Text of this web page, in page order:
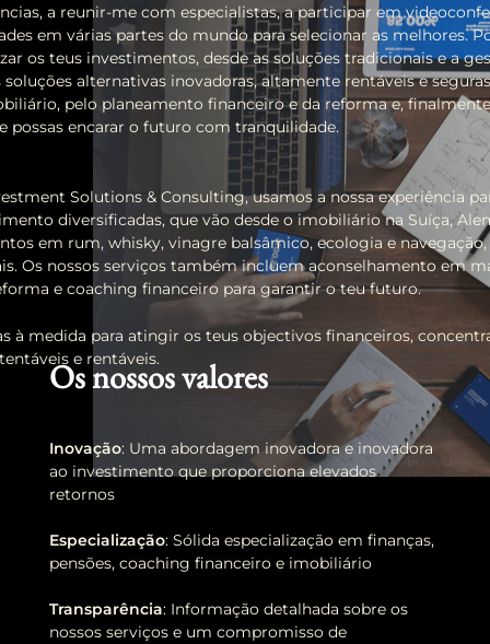
a reunir-me com especialistas, a participar em
em várias partes do mundo para selecionar as melhores.
os teus investimentos, desde as soluções tradicionais e a
alternativas inovadoras, altamente rentáveis e
pelo planeamento financeiro e da reforma e,
possas encarar o futuro com tranquilidade.
Solutions & Consulting, usamos a nossa experiência
diversificadas, que vão desde o imobiliário na Suíça,
em rum, whisky, vinagre balsâmico, ecologia e
Os nossos serviços também incluem aconselhamento em
e coaching financeiro para garantir o teu futuro.
à medida para atingir os teus objectivos financeiros,
e rentáveis.
Os nossos valores
Inovação: Uma abordagem inovadora e inovadora
ao investimento que proporciona elevados
retornos
Especialização: Sólida especialização em finanças,
pensões, coaching financeiro e imobiliário
Transparência: Informação detalhada sobre os
nossos serviços e um compromisso de